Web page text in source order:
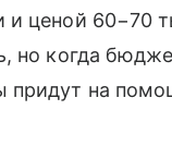
и ценой 60−70
но когда
придут на